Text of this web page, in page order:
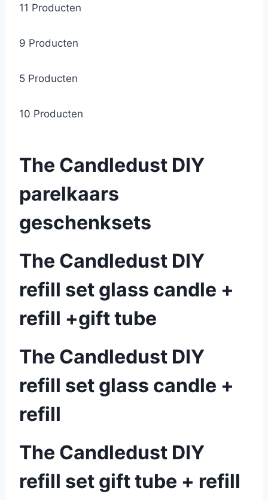
11 Producten
9 Producten
5 Producten
10 Producten
The Candledust DIY
parelkaars
geschenksets
The Candledust DIY
refill set glass candle +
refill +gift tube
The Candledust DIY
refill set glass candle +
refill
The Candledust DIY
refill set gift tube + refill